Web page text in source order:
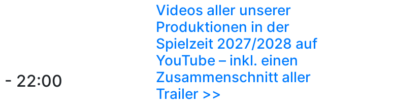
- 22:00
Videos aller unserer
Produktionen in der
Spielzeit 2027/2028 auf
YouTube – inkl. einen
Zusammenschnitt aller
Trailer >>